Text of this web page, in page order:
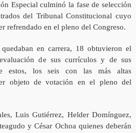
Especial culminó la fase de selección
del Tribunal Constitucional cuyo
refrendado en el pleno del Congreso.
en carrera, 18 obtuvieron el
de sus currículos y de sus
estos, los seis con las más altas
objeto de votación en el pleno del
Luis Gutiérrez, Helder Domínguez,
y César Ochoa quienes deberán